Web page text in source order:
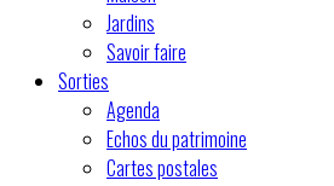
Jardins
Savoir faire
Sorties
Agenda
Echos du patrimoine
Cartes postales